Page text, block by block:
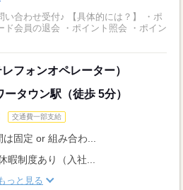
具体的には？】 ・ポ
ド会員の退会 ・ポイント照会 ・ポイン
フォンオペレーター）
タウン駅（徒歩 5分）
交通費一部支給
固定 or 組み合わ...
暇制度あり（入社...
っと見る